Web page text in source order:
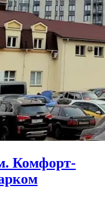
Комфорт-